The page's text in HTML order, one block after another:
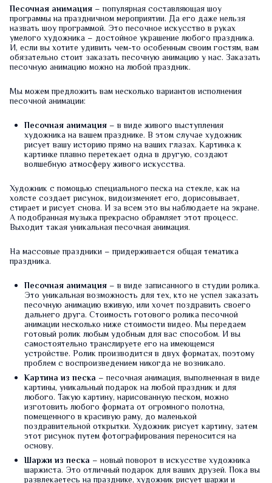
Песочная анимация – популярная составляющая шоу
программы на праздничном мероприятии. Да его даже нельзя
назвать шоу программой. Это песочное искусство в руках
умелого художника – достойное украшение любого праздника.
И, если вы хотите удивить чем-то особенным своим гостям, вам
обязательно стоит заказать песочную анимацию у нас. Заказать
песочную анимацию можно на любой праздник.
Мы можем предложить вам несколько вариантов исполнения
песочной анимации:
Песочная анимация – в виде живого выступления
художника на вашем празднике. В этом случае художник
рисует вашу историю прямо на ваших глазах. Картинка к
картинке плавно перетекает одна в другую, создают
волшебную атмосферу живого искусства.
Художник с помощью специального песка на стекле, как на
холсте создает рисунок, видоизменяет его, дорисовывает,
стирает и рисует снова. И за всем это вы наблюдаете на экране.
А подобранная музыка прекрасно обрамляет этот процесс.
Выходит такая уникальная песочная анимация.
На массовые праздники – придерживается общая тематика
праздника.
Песочная анимация – в виде записанного в студии ролика.
Это уникальная возможность для тех, кто не успел заказать
песочную анимацию вживую, или хочет поздравить своего
дальнего друга. Стоимость готового ролика песочной
анимации несколько ниже стоимости видео. Мы передаем
готовый ролик любым удобным для вас способом. И вы
самостоятельно транслируете его на имеющемся
устройстве. Ролик производится в двух форматах, поэтому
проблем с воспроизведением никогда не возникало.
Картина из песка – песочная анимация, выполненная в виде
картины, уникальный подарок на любой праздник и для
любого. Такую картину, нарисованную песком, можно
изготовить любого формата от огромного полотна,
помещенного в красивую раму, до маленькой
поздравительной открытки. Художник рисует картину, затем
этот рисунок путем фотографирования переносится на
основу.
Шаржи из песка – новый поворот в искусстве художника
шаржиста. Это отличный подарок для ваших друзей. Пока вы